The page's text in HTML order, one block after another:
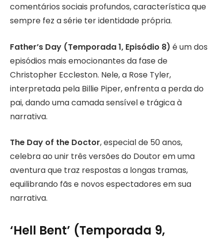
comentários sociais profundos, característica que
sempre fez a série ter identidade própria.
Father’s Day (Temporada 1, Episódio 8) é um dos
episódios mais emocionantes da fase de
Christopher Eccleston. Nele, a Rose Tyler,
interpretada pela Billie Piper, enfrenta a perda do
pai, dando uma camada sensível e trágica à
narrativa.
The Day of the Doctor, especial de 50 anos,
celebra ao unir três versões do Doutor em uma
aventura que traz respostas a longas tramas,
equilibrando fãs e novos espectadores em sua
narrativa.
‘Hell Bent’ (Temporada 9,